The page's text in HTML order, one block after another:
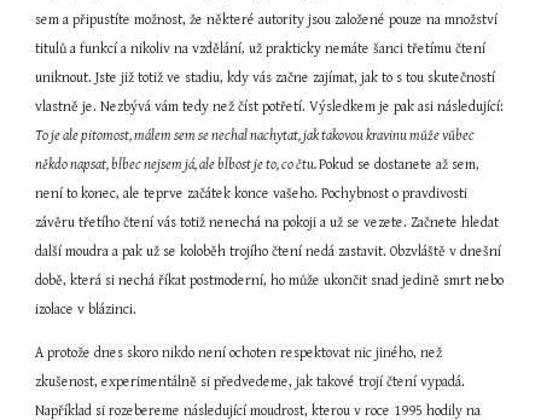
sem a připustíte možnost, že některé autority jsou založené pouze na množství
titulů a funkcí a nikoliv na vzdělání, už prakticky nemáte šanci třetímu čtení
uniknout. Jste již totiž ve stadiu, kdy vás začne zajímat, jak to s tou skutečností
To je ale pitomost, málem sem se nechal nachytat, jak takovou kravinu může vůbec
někdo napsat, blbec nejsem já, ale blbost je to, co čtu. Pokud se dostanete až sem,
není to konec, ale teprve začátek konce vašeho. Pochybnost o pravdivosti
závěru třetího čtení vás totiž nenechá na pokoji a už se vezete. Začnete hledat
další moudra a pak už se koloběh trojího čtení nedá zastavit. Obzvláště v dnešní
době, která si nechá říkat postmoderní, ho může ukončit snad jedině smrt nebo
izolace v blázinci.
A protože dnes skoro nikdo není ochoten respektovat nic jiného, než
zkušenost, experimentálně si předvedeme, jak takové trojí čtení vypadá.
Například si rozebereme následující moudrost, kterou v roce 1995 hodily na